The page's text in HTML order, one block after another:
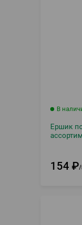
В
Ершик
154 ₽